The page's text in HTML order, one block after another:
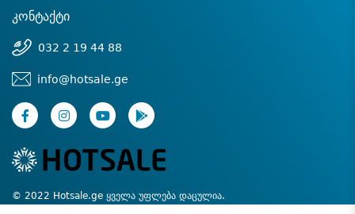
კონტაქტი
032 2 19 44 88
info@hotsale.ge
© 2022 Hotsale.ge ყველა უფლება დაცულია.